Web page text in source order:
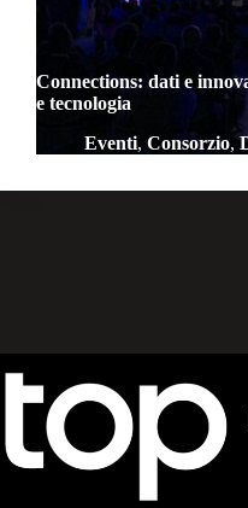
Connections: dati e
e tecnologia
Eventi, Consorzio,